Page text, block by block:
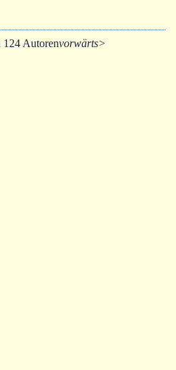
124 Autorenvorwärts>